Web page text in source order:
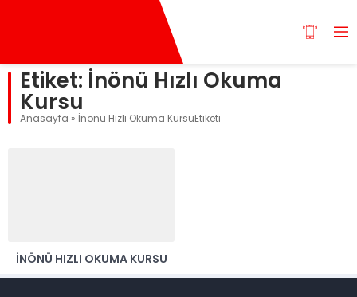
Etiket: İnönü Hızlı Okuma
Kursu
Anasayfa » İnönü Hızlı Okuma KursuEtiketi
İNÖNÜ HIZLI OKUMA KURSU